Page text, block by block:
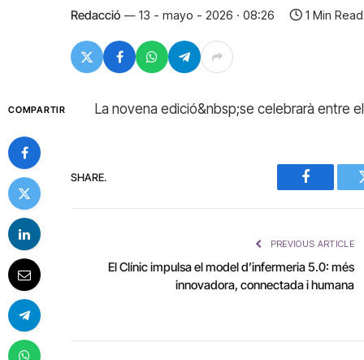
Redacció 13 - mayo - 2026 · 08:26 1 Min Read
COMPARTIR La novena edició&nbsp;se celebrarà entre
SHARE.
Facebook
PREVIOUS ARTICLE
El Clínic impulsa el model d’infermeria 5.0: més
innovadora, connectada i humana